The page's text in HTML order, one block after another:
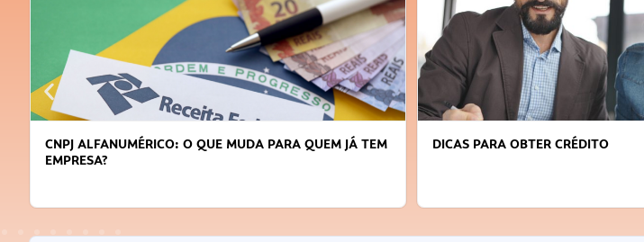
CNPJ ALFANUMÉRICO: O QUE MUDA PARA QUEM JÁ TEM
EMPRESA?
DICAS PARA OBTER CRÉDITO